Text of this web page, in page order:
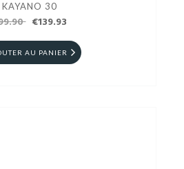
KAYANO 30
€139.93
AU PANIER